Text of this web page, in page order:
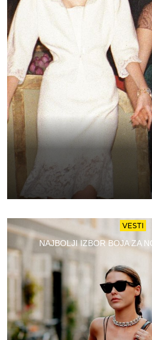
VESTI
NAJBOLJI IZBOR BOJA ZA